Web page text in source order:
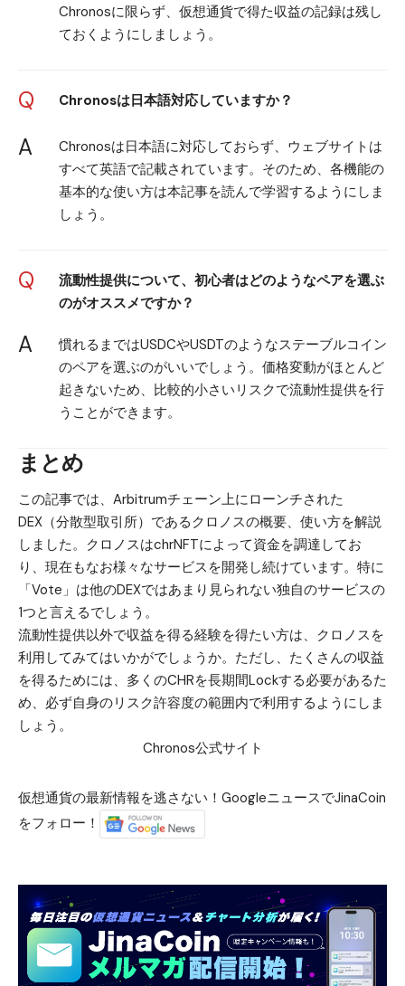
Chronosに限らず、仮想通貨で得た収益の記録は残し
ておくようにしましょう。
Q Chronosは日本語対応していますか？
A
Chronosは日本語に対応しておらず、ウェブサイトは
すべて英語で記載されています。そのため、各機能の
基本的な使い方は本記事を読んで学習するようにしま
しょう。
Q
流動性提供について、初心者はどのようなペアを選ぶ
のがオススメですか？
A
慣れるまではUSDCやUSDTのようなステーブルコイン
のペアを選ぶのがいいでしょう。価格変動がほとんど
起きないため、比較的小さいリスクで流動性提供を行
うことができます。
まとめ
この記事では、Arbitrumチェーン上にローンチされた
DEX（分散型取引所）であるクロノスの概要、使い方を解説
しました。クロノスはchrNFTによって資金を調達してお
り、現在もなお様々なサービスを開発し続けています。特に
「Vote」は他のDEXではあまり見られない独自のサービスの
1つと言えるでしょう。
流動性提供以外で収益を得る経験を得たい方は、クロノスを
利用してみてはいかがでしょうか。ただし、たくさんの収益
を得るためには、多くのCHRを長期間Lockする必要があるた
め、必ず自身のリスク許容度の範囲内で利用するようにしま
しょう。
Chronos公式サイト
仮想通貨の最新情報を逃さない！GoogleニュースでJinaCoin
をフォロー！